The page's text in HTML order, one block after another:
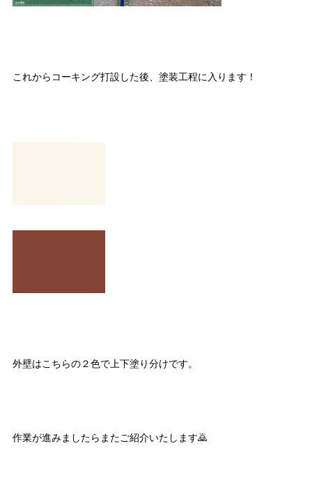
これからコーキング打設した後、塗装工程に入ります！
外壁はこちらの２色で上下塗り分けです。
作業が進みましたらまたご紹介いたします🙇